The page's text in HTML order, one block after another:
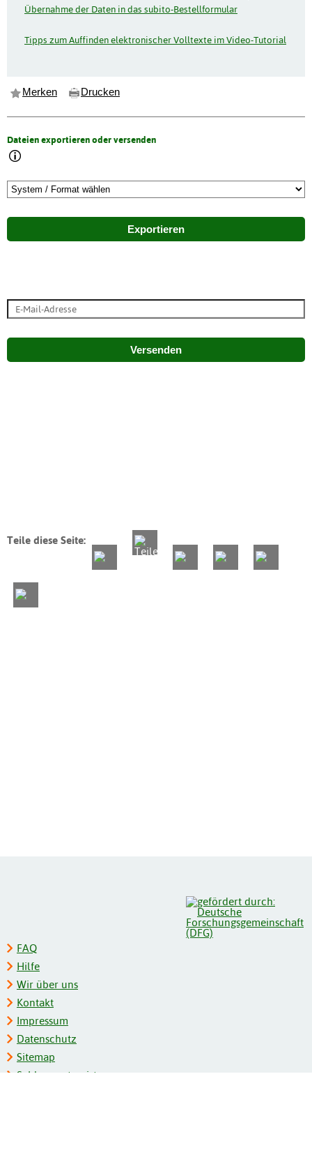
Übernahme der Daten in das subito-Bestellformular
Tipps zum Auffinden elektronischer Volltexte im Video-Tutorial
Merken Drucken
Dateien exportieren oder versenden
Exportieren
Versenden
Teile diese Seite:
FAQ
Hilfe
Wir über uns
Kontakt
Impressum
Datenschutz
Sitemap
Schlagwortregister